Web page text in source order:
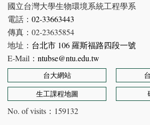
國立台灣大學生物環境系統工程學系
電話： 02-33663443
傳真：02-23635854
地址： 台北市 106 羅斯福路四段一號
E-Mail： ntubse@ntu.edu.tw
台大網站
生工課程地圖
No. of visits： 159132